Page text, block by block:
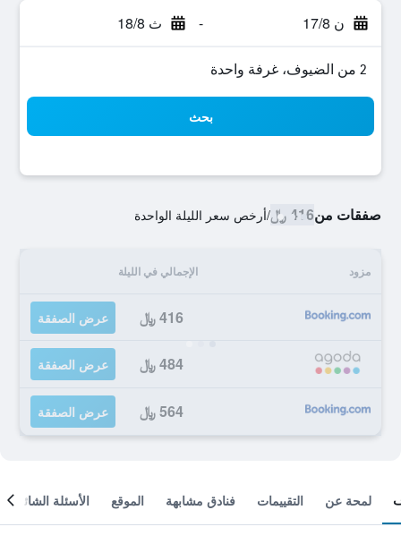
ن 17/8 - ث 18/8
2 من الضيوف، غرفة واحدة
بحث
صفقات من416 ﷼ /أرخص سعر الليلة الواحدة
مزود الإجمالي في الليلة
416 ﷼ عرض الصفقة
484 ﷼ عرض الصفقة
564 ﷼ عرض الصفقة
لمحة عن التقييمات فنادق مشابهة الموقع الأسئلة الشائعة